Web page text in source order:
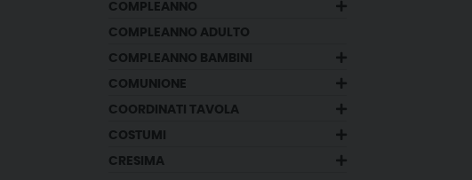
COMPLEANNO
COMPLEANNO ADULTO
COMPLEANNO BAMBINI
COMUNIONE
COORDINATI TAVOLA
COSTUMI
CRESIMA